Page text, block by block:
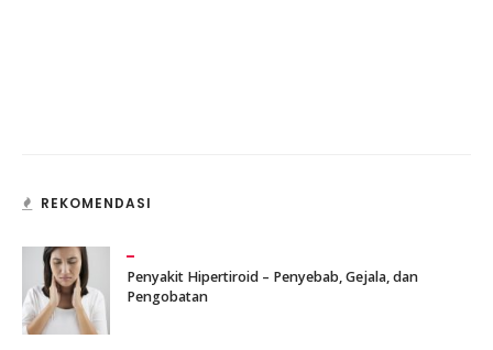
REKOMENDASI
Penyakit Hipertiroid – Penyebab, Gejala, dan
Pengobatan